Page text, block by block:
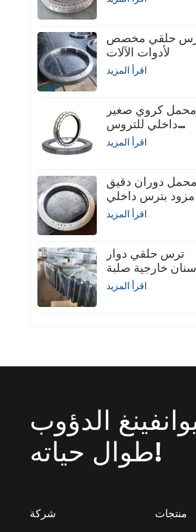
حلقي مخصص
لأدوات الآلات
اقرأ المزيد
محمل كروي صغير
داخلي للتروس
الدوارة
اقرأ المزيد
محمل دوران دقيق
مزود بترس داخلي
اقرأ المزيد
ترس حلقي دوار
خارجية صلبة
اقرأ المزيد
الدؤوب
طوال حياته!
شركة منتجات